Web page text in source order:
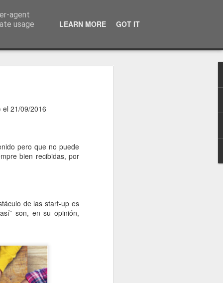
21/09/2016
pero que no puede
bien recibidas, por
de las start-up es
son, en su opinión,
agent
usage
LEARN MORE GOT IT